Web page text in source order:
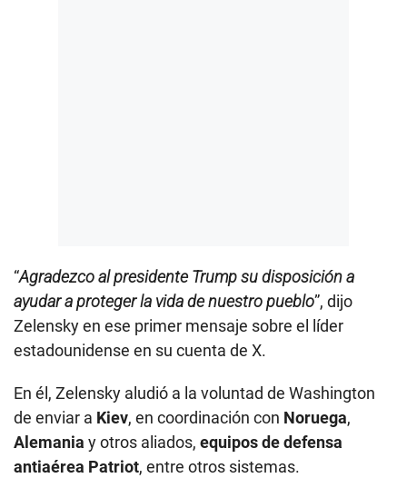
“Agradezco al presidente Trump su disposición a
ayudar a proteger la vida de nuestro pueblo”, dijo
Zelensky en ese primer mensaje sobre el líder
estadounidense en su cuenta de X.
En él, Zelensky aludió a la voluntad de Washington
de enviar a Kiev, en coordinación con Noruega,
Alemania y otros aliados, equipos de defensa
antiaérea Patriot, entre otros sistemas.